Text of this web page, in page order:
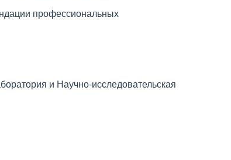
профессиональных
и Научно-исследовательская